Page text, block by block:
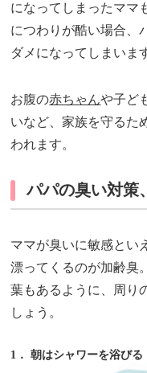
になってしまったマ
につわりが酷い場合、
ダメになってしまいま
お腹の赤ちゃんや子ど
いなど、家族を守るた
われます。
パパの臭い対策
ママが臭いに敏感とい
漂ってくるのが加齢臭
葉もあるように、周り
しょう。
1． 朝はシャワーを浴びる